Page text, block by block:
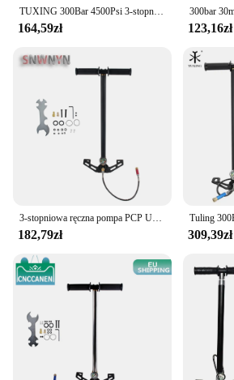
TUXING 300Bar 4500Psi 3-stopniowa pompa PCP Ręczna pompa wysokociśnieniowa do samochodu Rower Inflator Cylinder zbiornika Opona myśliwska
164,59zł 123,16zł
3-stopniowa ręczna pompa PCP UE 300Bar 30-40Mpa 4500Psi Wysokociśnieniowa pompa powietrza do opon samochodowych z pompką do opon kompresorowych
182,79zł 309,39zł